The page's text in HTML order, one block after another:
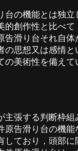
台の機能とは独
的創作性と比べ
告滑り台それ自
の思想又は感情
の美術性を備えて
主張する判断枠
原告滑り台の機
しており，頭部